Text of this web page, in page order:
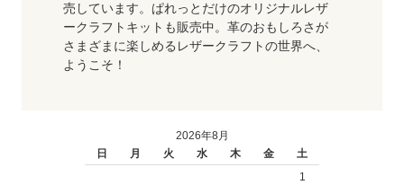
売しています。ぱれっとだけのオリジナルレザ
ークラフトキットも販売中。革のおもしろさが
さまざまに楽しめるレザークラフトの世界へ、
ようこそ！
2026年8月
日
月 火 水 木 金
土
1